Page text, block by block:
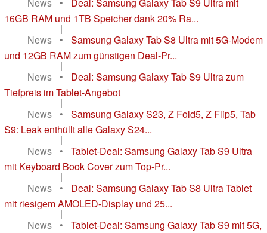
News •
Deal: Samsung Galaxy Tab S9 Ultra mit
16GB RAM und 1TB Speicher dank 20% Ra...
|
News
•
Samsung Galaxy Tab S8 Ultra mit 5G-Modem
und 12GB RAM zum günstigen Deal-Pr...
|
News
•
Deal: Samsung Galaxy Tab S9 Ultra zum
Tiefpreis im Tablet-Angebot
|
News
•
Samsung Galaxy S23, Z Fold5, Z Flip5, Tab
S9: Leak enthüllt alle Galaxy S24...
|
News
•
Tablet-Deal: Samsung Galaxy Tab S9 Ultra
mit Keyboard Book Cover zum Top-Pr...
|
News
•
Deal: Samsung Galaxy Tab S8 Ultra Tablet
mit riesigem AMOLED-Display und 25...
|
News
•
Tablet-Deal: Samsung Galaxy Tab S9 mit 5G,